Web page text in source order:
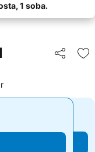
1 soba.
Deli